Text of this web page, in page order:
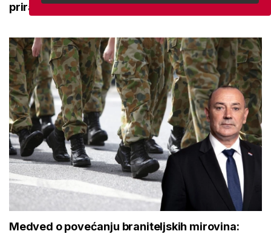
prirast svejedno je negativan
Medved o povećanju braniteljskih mirovina: